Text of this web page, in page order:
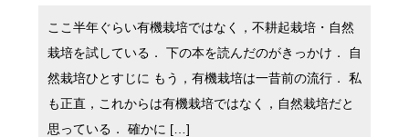
ここ半年ぐらい有機栽培ではなく，不耕起栽培・自然
栽培を試している． 下の本を読んだのがきっかけ． 自
然栽培ひとすじに もう，有機栽培は一昔前の流行． 私
も正直，これからは有機栽培ではなく，自然栽培だと
思っている． 確かに […]